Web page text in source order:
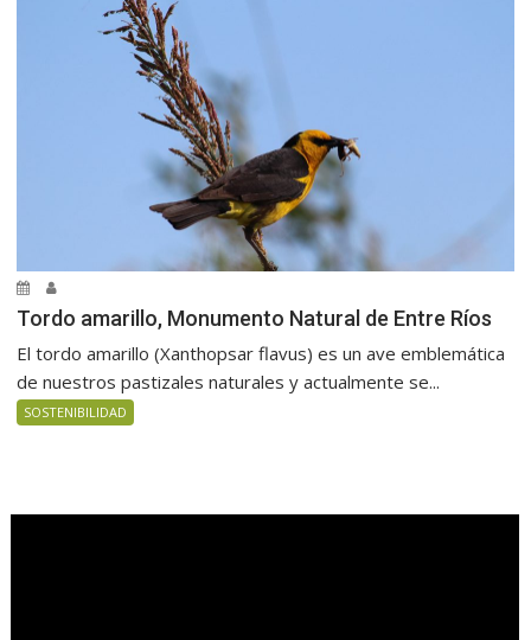
Tordo amarillo, Monumento Natural de Entre Ríos
El tordo amarillo (Xanthopsar flavus) es un ave emblemática
de nuestros pastizales naturales y actualmente se...
SOSTENIBILIDAD